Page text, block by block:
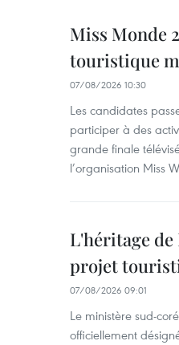
Miss Monde
touristique
07/08/2026 10:30
Les candidates
participer à des
grande finale
l’organisation Miss
L'héritage
projet
07/08/2026 09:01
Le ministère sud-
officiellement